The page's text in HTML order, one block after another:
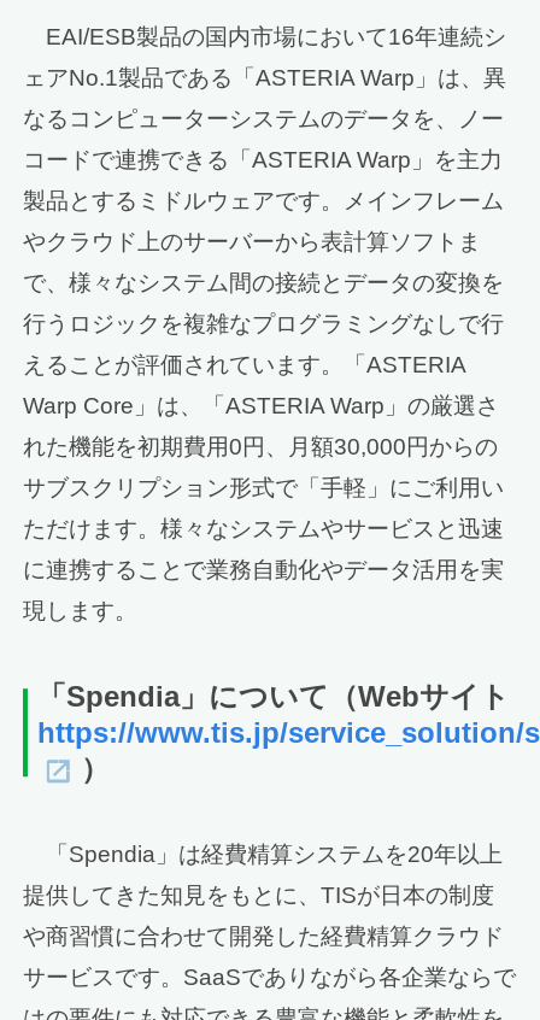
EAI/ESB製品の国内市場において16年連続シ
ェアNo.1製品である「ASTERIA Warp」は、異
なるコンピューターシステムのデータを、ノー
コードで連携できる「ASTERIA Warp」を主力
製品とするミドルウェアです。メインフレーム
やクラウド上のサーバーから表計算ソフトま
で、様々なシステム間の接続とデータの変換を
行うロジックを複雑なプログラミングなしで行
えることが評価されています。「ASTERIA
Warp Core」は、「ASTERIA Warp」の厳選さ
れた機能を初期費用0円、月額30,000円からの
サブスクリプション形式で「手軽」にご利用い
ただけます。様々なシステムやサービスと迅速
に連携することで業務自動化やデータ活用を実
現します。
「Spendia」について
（Webサイト
https://www.tis.jp/service_solution/
）
「Spendia」は経費精算システムを20年以上
提供してきた知見をもとに、TISが日本の制度
や商習慣に合わせて開発した経費精算クラウド
サービスです。SaaSでありながら各企業ならで